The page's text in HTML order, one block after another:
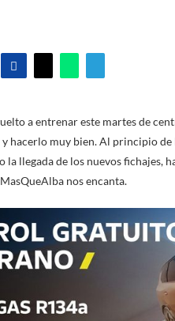
a entrenar este martes de
y hacerlo muy bien. Al principio
la llegada de los nuevos fichajes,
nos encanta.